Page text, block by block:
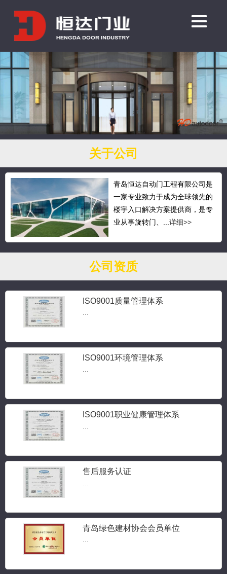
关于公司
青岛恒达自动门工程有限公司是
一家专业致力于成为全球领先的
楼宇入口解决方案提供商，是专
业从事旋转门、... 详细>>
公司资质
ISO9001质量管理体系
ISO9001环境管理体系
ISO9001职业健康管理体系
售后服务认证
青岛绿色建材协会会员单位